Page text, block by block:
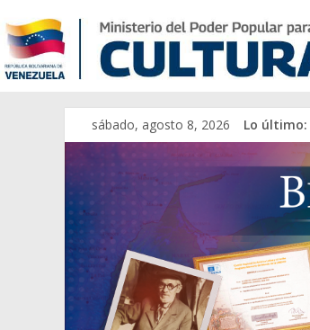
sábado, agosto 8, 2026 Lo último: